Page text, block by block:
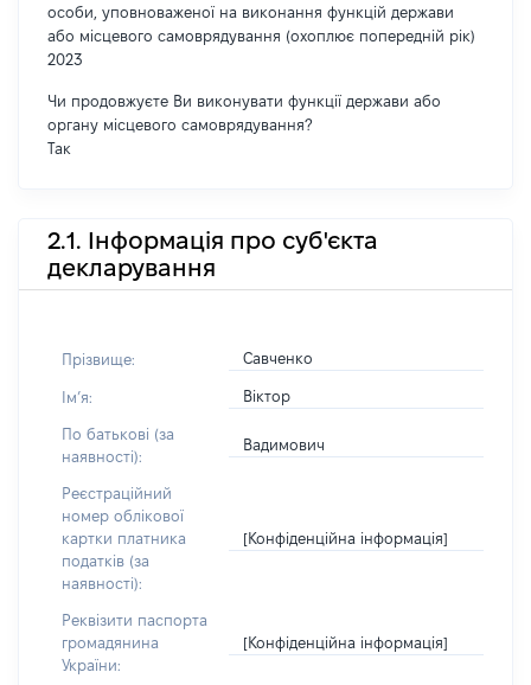
особи, уповноваженої на виконання функцій держави
або місцевого самоврядування (охоплює попередній рік)
2023
Чи продовжуєте Ви виконувати функції держави або
органу місцевого самоврядування?
Так
2.1. Інформація про суб'єкта
декларування
Прізвище: Савченко
Імʼя: Віктор
По батькові (за
наявності):
Вадимович
Реєстраційний
номер облікової
картки платника
податків (за
наявності):
[Конфіденційна інформація]
Реквізити паспорта
громадянина
України:
[Конфіденційна інформація]